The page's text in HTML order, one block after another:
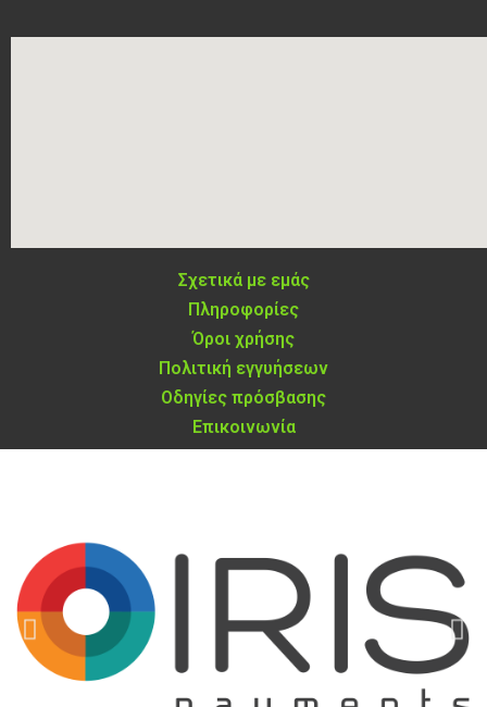
Σχετικά με εμάς
Πληροφορίες
Όροι χρήσης
Πολιτική εγγυήσεων
Οδηγίες πρόσβασης
Επικοινωνία